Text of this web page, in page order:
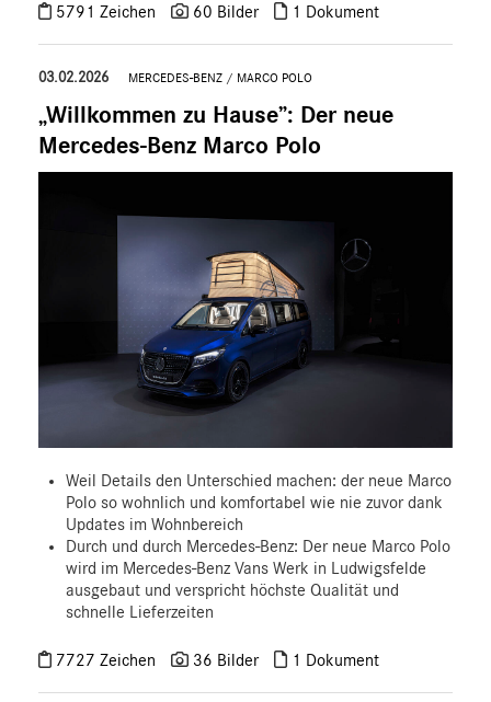
5791 Zeichen 60 Bilder 1 Dokument
03.02.2026 MERCEDES-BENZ / MARCO POLO
„Willkommen zu Hause”: Der neue
Mercedes-Benz Marco Polo
Weil Details den Unterschied machen: der neue Marco
Polo so wohnlich und komfortabel wie nie zuvor dank
Updates im Wohnbereich
Durch und durch Mercedes-Benz: Der neue Marco Polo
wird im Mercedes‑Benz Vans Werk in Ludwigsfelde
ausgebaut und verspricht höchste Qualität und
schnelle Lieferzeiten
7727 Zeichen 36 Bilder 1 Dokument